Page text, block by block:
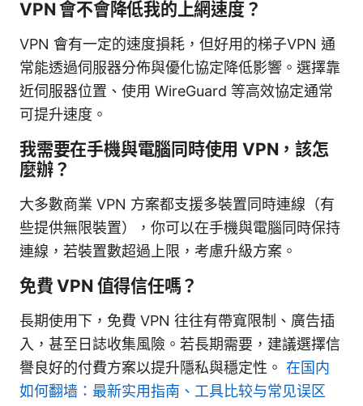
VPN 會不會降低我的上網速度？
VPN 會有一定的速度損耗，但好用的梯子VPN 通
常能透過伺服器分佈與優化協定降低影響。選擇靠
近伺服器位置、使用 WireGuard 等高效協定通常
可提升速度。
我需要在手機與電腦同時使用 VPN，該怎
麼辦？
大多數商業 VPN 方案都支援多裝置同時連線（有
些提供無限裝置），你可以在手機與電腦同時保持
連線，若裝置數超過上限，考慮升級方案。
免費 VPN 值得信任嗎？
長期使用下，免費 VPN 往往有帶寬限制、廣告插
入，甚至日誌收集風險。若長期需要，建議選擇信
譽良好的付費方案以提升隱私與穩定性。 在国内
如何翻墙：最新实用指南、工具比较与常见误区